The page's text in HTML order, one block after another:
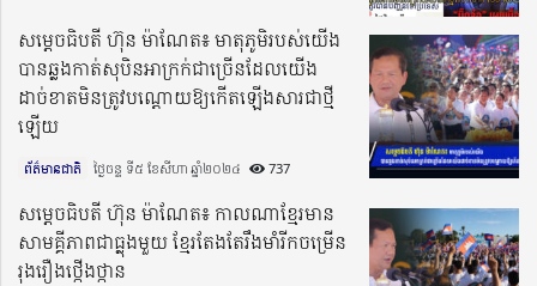
សម្តេចធិបតី ហ៊ុន ម៉ាណែត៖ មាតុភូមិរបស់យើង
បានឆ្លងកាត់សុបិនអាក្រក់ជាច្រើនដែលយើង
ដាច់ខាតមិនត្រូវបណ្តោយឱ្យកើតឡើងសារជាថ្មី
ឡើយ
ព័ត៌មានជាតិ ថ្ងៃចន្ទ ទី៥ ខែសីហា ឆ្នាំ២០២៤​ 737
សម្តេចធិបតី ហ៊ុន ម៉ាណែត៖ កាលណាខ្មែរមាន
សាមគ្គីភាពជាធ្លុងមួយ ខ្មែរតែងតែរឹងមាំរីកចម្រើន
រុងរឿងថ្កើងថ្កាន